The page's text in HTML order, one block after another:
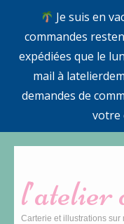
Je suis en
commandes
expédiées que le
mail à
demandes de
votre
contenu
(Pressez
Carterie et illustrations sur